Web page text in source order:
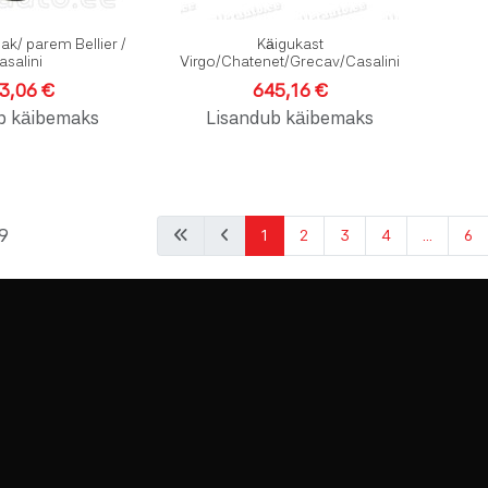
parem Bellier /
€
käibemaks
Käigukast
Virgo/Chatenet/Grecav/Casalini
645,16 €
Lisandub käibemaks
1 2 3 4 6